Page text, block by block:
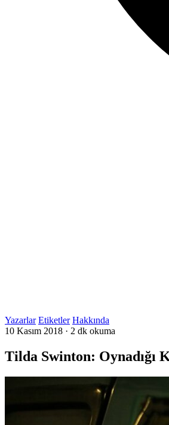
Yazarlar Etiketler Hakkında
10 Kasım 2018 · 2 dk okuma
Tilda Swinton: Oynadığı